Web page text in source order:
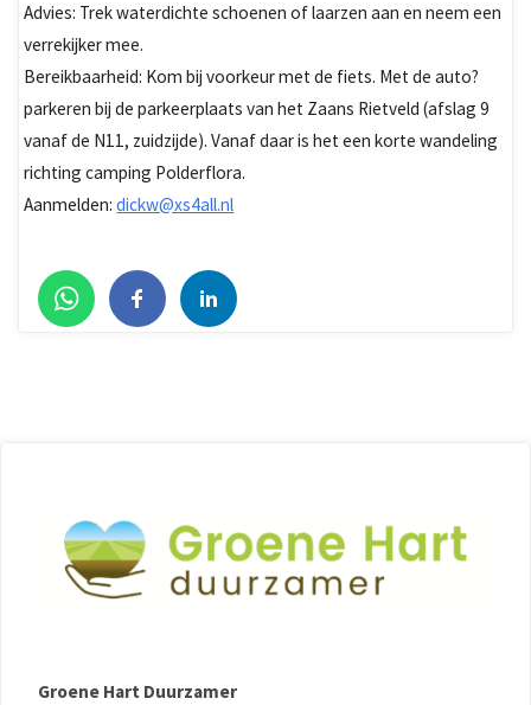
Advies: Trek waterdichte schoenen of laarzen aan en neem een
verrekijker mee.
Bereikbaarheid: Kom bij voorkeur met de fiets. Met de auto?
parkeren bij de parkeerplaats van het Zaans Rietveld (afslag 9
vanaf de N11, zuidzijde). Vanaf daar is het een korte wandeling
richting camping Polderflora.
Aanmelden:dickw@xs4all.nl
Groene Hart Duurzamer